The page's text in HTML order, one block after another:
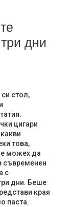
три дни
стол,
цигари
това,
можех да
съвременен
с
дни. Беше
края
паста.